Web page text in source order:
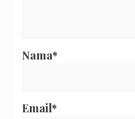
Nama*
Email*